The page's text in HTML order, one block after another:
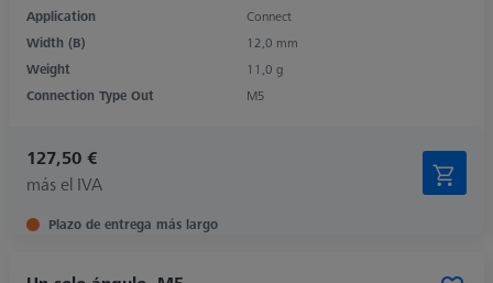
Application
Connect
Width (B)
12,0 mm
Weight
11,0 g
Connection Type Out
M5
127,50 €
más el IVA
Plazo de entrega más largo